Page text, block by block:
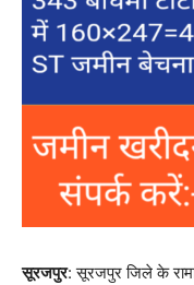
सूरजपुर: सूरजपुर जिले के